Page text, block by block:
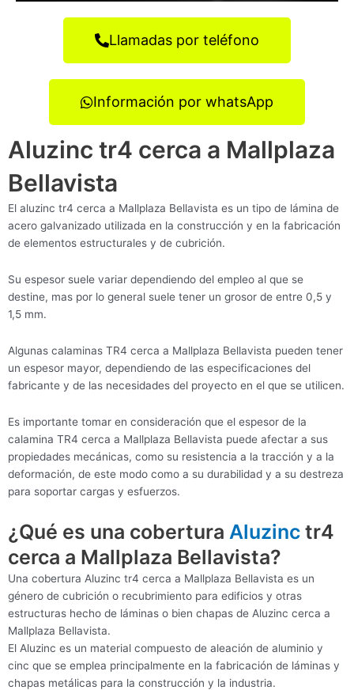
Llamadas por teléfono
Información por whatsApp
Aluzinc tr4 cerca a Mallplaza
Bellavista
El aluzinc tr4 cerca a Mallplaza Bellavista es un tipo de lámina de
acero galvanizado utilizada en la construcción y en la fabricación
de elementos estructurales y de cubrición.
Su espesor suele variar dependiendo del empleo al que se
destine, mas por lo general suele tener un grosor de entre 0,5 y
1,5 mm.
Algunas calaminas TR4 cerca a Mallplaza Bellavista pueden tener
un espesor mayor, dependiendo de las especificaciones del
fabricante y de las necesidades del proyecto en el que se utilicen.
Es importante tomar en consideración que el espesor de la
calamina TR4 cerca a Mallplaza Bellavista puede afectar a sus
propiedades mecánicas, como su resistencia a la tracción y a la
deformación, de este modo como a su durabilidad y a su destreza
para soportar cargas y esfuerzos.
¿Qué es una cobertura Aluzinc tr4
cerca a Mallplaza Bellavista?
Una cobertura Aluzinc tr4 cerca a Mallplaza Bellavista es un
género de cubrición o recubrimiento para edificios y otras
estructuras hecho de láminas o bien chapas de Aluzinc cerca a
Mallplaza Bellavista.
El Aluzinc es un material compuesto de aleación de aluminio y
cinc que se emplea principalmente en la fabricación de láminas y
chapas metálicas para la construcción y la industria.